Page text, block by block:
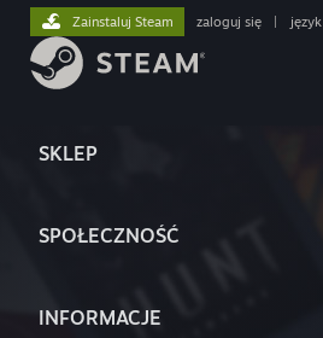
SKLEP
SPOŁECZNOŚĆ
INFORMACJE
Zainstaluj Steam zaloguj się język